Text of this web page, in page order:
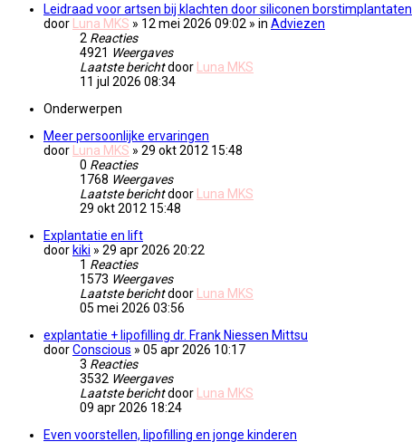
Leidraad voor artsen bij klachten door siliconen borstimplantaten
door
Luna MKS » 12 mei 2026 09:02 » in Adviezen
2 Reacties
4921 Weergaves
Laatste berichtdoor
Luna MKS
11 jul 2026 08:34
Onderwerpen
Meer persoonlijke ervaringen
door
Luna MKS » 29 okt 2012 15:48
0 Reacties
1768 Weergaves
Laatste berichtdoor
Luna MKS
29 okt 2012 15:48
Explantatie en lift
door kiki » 29 apr 2026 20:22
1 Reacties
1573 Weergaves
Laatste berichtdoor
Luna MKS
05 mei 2026 03:56
explantatie + lipofilling dr. Frank Niessen Mittsu
doorConscious » 05 apr 2026 10:17
3 Reacties
3532 Weergaves
Laatste berichtdoor
Luna MKS
09 apr 2026 18:24
Even voorstellen, lipofilling en jonge kinderen